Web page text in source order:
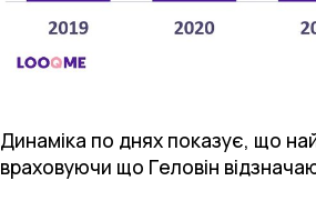
Динаміка по днях показує, що
враховуючи що Геловін